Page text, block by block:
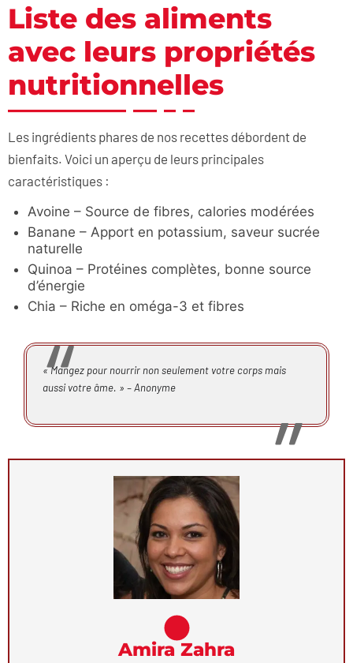
Liste des aliments
avec leurs propriétés
nutritionnelles
Les ingrédients phares de nos recettes débordent de
bienfaits. Voici un aperçu de leurs principales
caractéristiques :
Avoine – Source de fibres, calories modérées
Banane – Apport en potassium, saveur sucrée
naturelle
Quinoa – Protéines complètes, bonne source
d’énergie
Chia – Riche en oméga-3 et fibres
« Mangez pour nourrir non seulement votre corps mais
aussi votre âme. » – Anonyme
Amira Zahra